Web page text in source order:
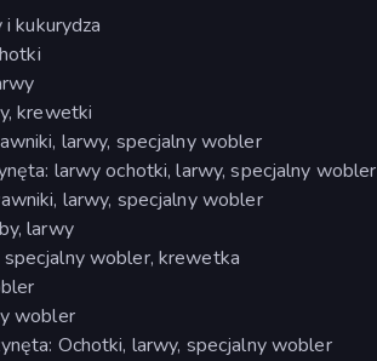
kukurydza
krewetki
larwy, specjalny wobler
larwy ochotki, larwy, specjalny wobler
larwy, specjalny wobler
larwy
wobler, krewetka
wobler
Ochotki, larwy, specjalny wobler